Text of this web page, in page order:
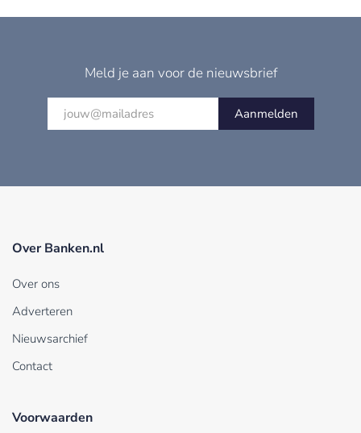
Meld je aan voor de nieuwsbrief
Aanmelden
Over Banken.nl
Over ons
Adverteren
Nieuwsarchief
Contact
Voorwaarden